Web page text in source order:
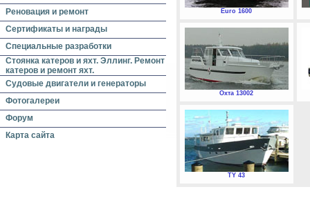
Реновация и ремонт
Сертификаты и награды
Специальные разработки
Стоянка катеров и яхт. Эллинг. Ремонт
катеров и ремонт яхт.
Судовые двигатели и генераторы
Фотогалереи
Форум
Карта сайта
Euro 1600
Охта 13002
TY 43